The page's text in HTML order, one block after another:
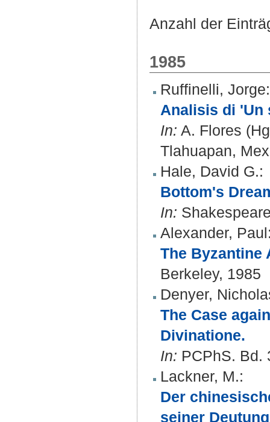
Anzahl der
1985
Ruffinelli, Jorge:
Analisis di 'Un
In: A. Flores
Tlahuapan,
Hale, David G.:
Bottom's
In:
Alexander, Paul
The Byzantine
Berkeley, 1985
Denyer,
The Case
Divinatione.
In: PCPhS. Bd.
Lackner, M.:
Der
seiner